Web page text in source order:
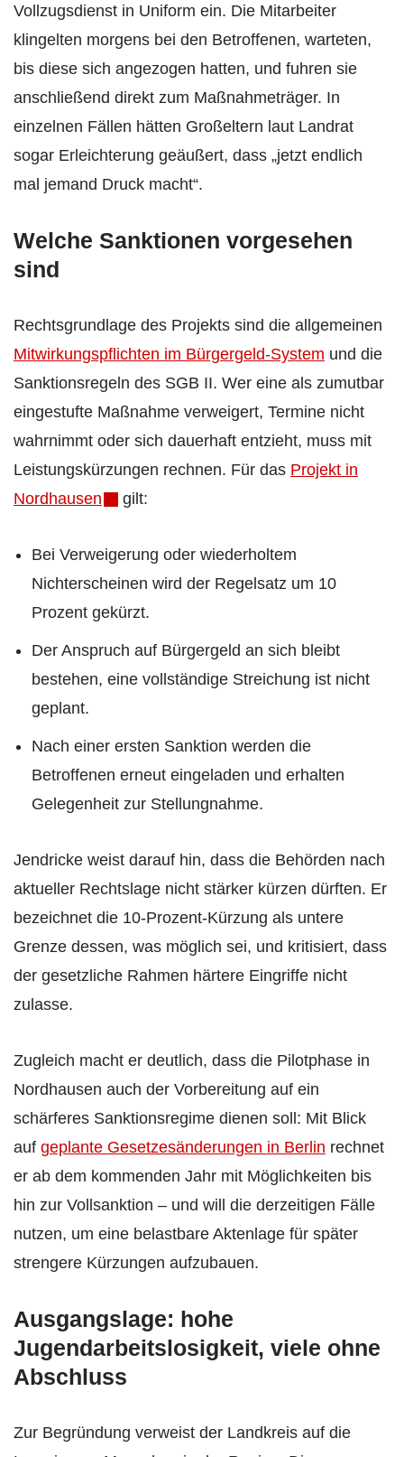
Vollzugsdienst in Uniform ein. Die Mitarbeiter
klingelten morgens bei den Betroffenen, warteten,
bis diese sich angezogen hatten, und fuhren sie
anschließend direkt zum Maßnahmeträger. In
einzelnen Fällen hätten Großeltern laut Landrat
sogar Erleichterung geäußert, dass „jetzt endlich
mal jemand Druck macht“.
Welche Sanktionen vorgesehen
sind
Rechtsgrundlage des Projekts sind die allgemeinen
Mitwirkungspflichten im Bürgergeld-System und die
Sanktionsregeln des SGB II. Wer eine als zumutbar
eingestufte Maßnahme verweigert, Termine nicht
wahrnimmt oder sich dauerhaft entzieht, muss mit
Leistungskürzungen rechnen. Für das Projekt in
Nordhausen
gilt:
Bei Verweigerung oder wiederholtem
Nichterscheinen wird der Regelsatz um 10
Prozent gekürzt.
Der Anspruch auf Bürgergeld an sich bleibt
bestehen, eine vollständige Streichung ist nicht
geplant.
Nach einer ersten Sanktion werden die
Betroffenen erneut eingeladen und erhalten
Gelegenheit zur Stellungnahme.
Jendricke weist darauf hin, dass die Behörden nach
aktueller Rechtslage nicht stärker kürzen dürften. Er
bezeichnet die 10-Prozent-Kürzung als untere
Grenze dessen, was möglich sei, und kritisiert, dass
der gesetzliche Rahmen härtere Eingriffe nicht
zulasse.
Zugleich macht er deutlich, dass die Pilotphase in
Nordhausen auch der Vorbereitung auf ein
schärferes Sanktionsregime dienen soll: Mit Blick
auf geplante Gesetzesänderungen in Berlin rechnet
er ab dem kommenden Jahr mit Möglichkeiten bis
hin zur Vollsanktion – und will die derzeitigen Fälle
nutzen, um eine belastbare Aktenlage für später
strengere Kürzungen aufzubauen.
Ausgangslage: hohe
Jugendarbeitslosigkeit, viele ohne
Abschluss
Zur Begründung verweist der Landkreis auf die